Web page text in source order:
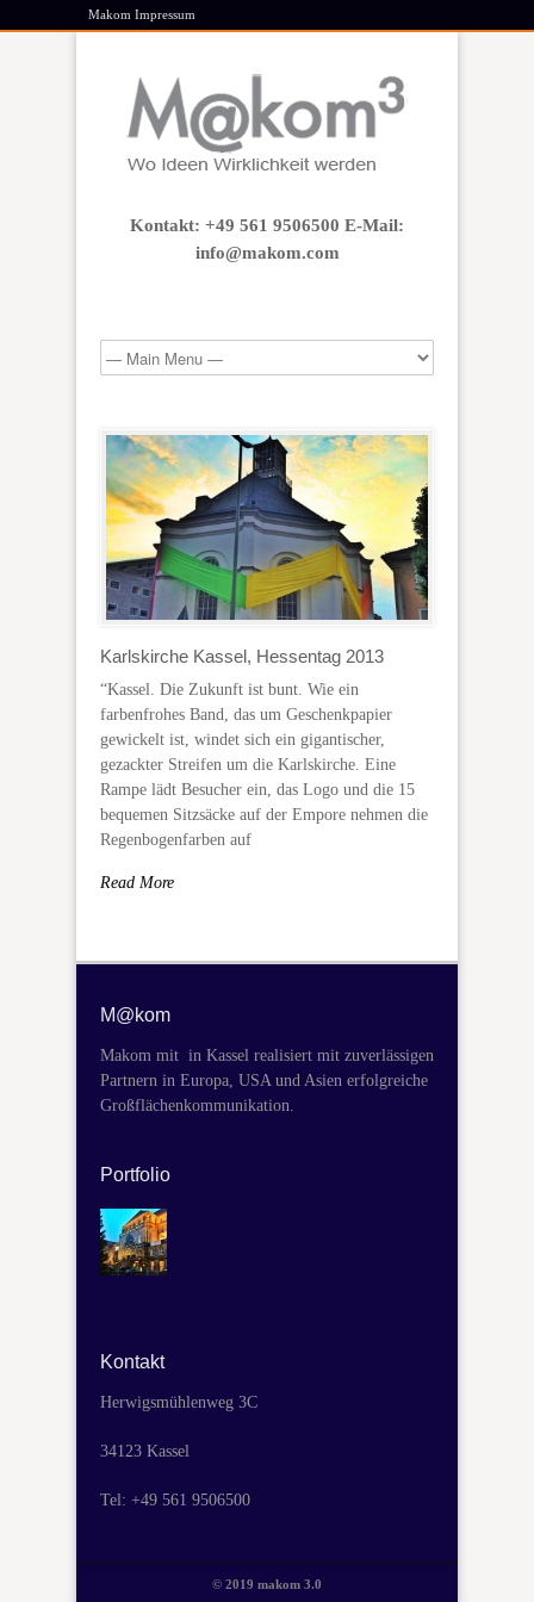
Makom Impressum
Kontakt: +49 561 9506500 E-Mail:
info@makom.com
Karlskirche Kassel, Hessentag 2013
“Kassel. Die Zukunft ist bunt. Wie ein
farbenfrohes Band, das um Geschenkpapier
gewickelt ist, windet sich ein gigantischer,
gezackter Streifen um die Karlskirche. Eine
Rampe lädt Besucher ein, das Logo und die 15
bequemen Sitzsäcke auf der Empore nehmen die
Regenbogenfarben auf
Read More
M@kom
Makom mit in Kassel realisiert mit zuverlässigen
Partnern in Europa, USA und Asien erfolgreiche
Großflächenkommunikation.
Portfolio
Kontakt
Herwigsmühlenweg 3C
34123 Kassel
Tel: +49 561 9506500
© 2019 makom 3.0